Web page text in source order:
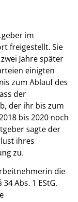
im
freigestellt. Sie
Jahre später
einigten
zum Ablauf des
der
der ihr bis zum
bis 2020 noch
sagte der
ihres
zu.
die
Abs. 1 EStG.